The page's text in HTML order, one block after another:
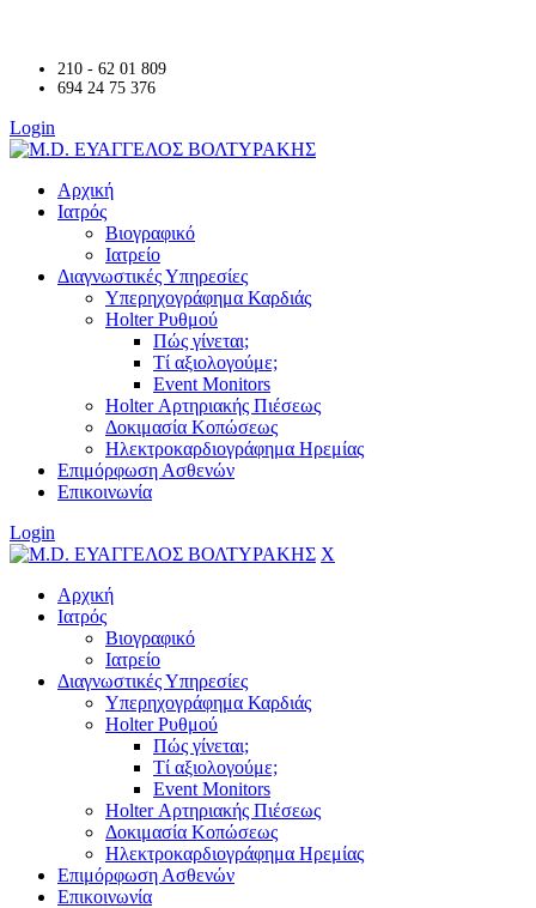
210 - 62 01 809
694 24 75 376
Login
Αρχική
Ιατρός
Βιογραφικό
Ιατρείο
Διαγνωστικές Υπηρεσίες
Υπερηχογράφημα Καρδιάς
Holter Ρυθμού
Πώς γίνεται;
Τί αξιολογούμε;
Event Monitors
Holter Αρτηριακής Πιέσεως
Δοκιμασία Κοπώσεως
Ηλεκτροκαρδιογράφημα Ηρεμίας
Επιμόρφωση Ασθενών
Επικοινωνία
Login
X
Αρχική
Ιατρός
Βιογραφικό
Ιατρείο
Διαγνωστικές Υπηρεσίες
Υπερηχογράφημα Καρδιάς
Holter Ρυθμού
Πώς γίνεται;
Τί αξιολογούμε;
Event Monitors
Holter Αρτηριακής Πιέσεως
Δοκιμασία Κοπώσεως
Ηλεκτροκαρδιογράφημα Ηρεμίας
Επιμόρφωση Ασθενών
Επικοινωνία